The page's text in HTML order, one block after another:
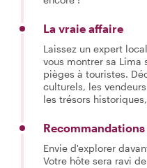
La vraie affaire
Laissez un expert
vous montrer sa Lima
pièges à touristes.
culturels, les
les trésors
Envie d'explorer
Votre hôte sera ravi